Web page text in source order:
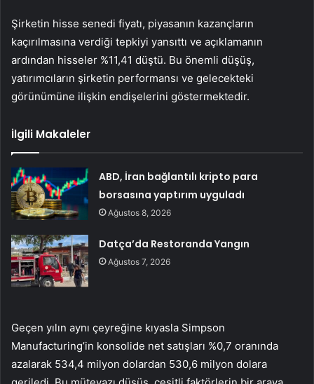
Şirketin hisse senedi fiyatı, piyasanın kazançların
kaçırılmasına verdiği tepkiyi yansıttı ve açıklamanın
ardından hisseler %11,41 düştü. Bu önemli düşüş,
yatırımcıların şirketin performansı ve gelecekteki
görünümüne ilişkin endişelerini göstermektedir.
İlgili Makaleler
ABD, İran bağlantılı kripto para
borsasına yaptırım uyguladı
Ağustos 8, 2026
Datça’da Restoranda Yangın
Ağustos 7, 2026
Geçen yılın aynı çeyreğine kıyasla Simpson
Manufacturing’in konsolide net satışları %0,7 oranında
azalarak 534,4 milyon dolardan 530,6 milyon dolara